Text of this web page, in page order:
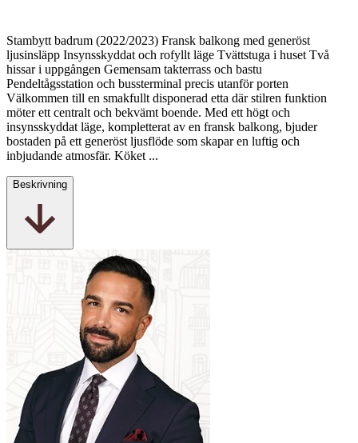
Stambytt badrum (2022/2023) Fransk balkong med generöst
ljusinsläpp Insynsskyddat och rofyllt läge Tvättstuga i huset Två
hissar i uppgången Gemensam takterrass och bastu
Pendeltågsstation och bussterminal precis utanför porten
Välkommen till en smakfullt disponerad etta där stilren funktion
möter ett centralt och bekvämt boende. Med ett högt och
insynsskyddat läge, kompletterat av en fransk balkong, bjuder
bostaden på ett generöst ljusflöde som skapar en luftig och
inbjudande atmosfär. Köket ...
Beskrivning